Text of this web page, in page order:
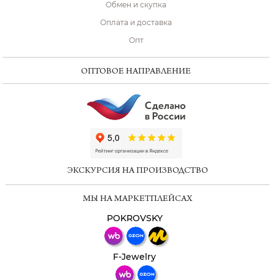
Обмен и скупка
Оплата и доставка
Опт
ОПТОВОЕ НАПРАВЛЕНИЕ
ЭКСКУРСИЯ НА ПРОИЗВОДСТВО
МЫ НА МАРКЕТПЛЕЙСАХ
POKROVSKY
F-Jewelry